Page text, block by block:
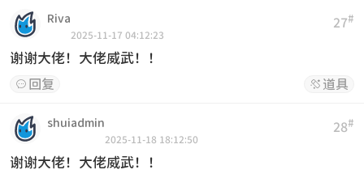
27#
Riva
2025-11-17 04:12:23
谢谢大佬！大佬威武！！
 回复  道具
28#
shuiadmin
2025-11-18 18:12:50
谢谢大佬！大佬威武！！